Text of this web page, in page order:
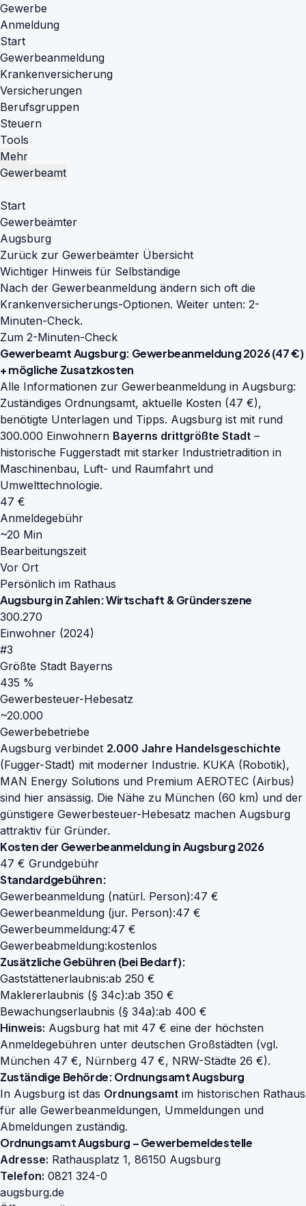
Gewerbe
Anmeldung
Start
Gewerbeanmeldung
Krankenversicherung
Versicherungen
Berufsgruppen
Steuern
Tools
Mehr
Gewerbeamt
Start
Gewerbeämter
Augsburg
Zurück zur Gewerbeämter Übersicht
Wichtiger Hinweis für Selbständige
Nach der Gewerbeanmeldung ändern sich oft die
Krankenversicherungs-Optionen. Weiter unten: 2-
Minuten-Check.
Zum 2-Minuten-Check
Gewerbeamt Augsburg: Gewerbeanmeldung 2026 (47 €)
+ mögliche Zusatzkosten
Alle Informationen zur Gewerbeanmeldung in Augsburg:
Zuständiges Ordnungsamt, aktuelle Kosten (47 €),
benötigte Unterlagen und Tipps. Augsburg ist mit rund
300.000 Einwohnern Bayerns drittgrößte Stadt –
historische Fuggerstadt mit starker Industrietradition in
Maschinenbau, Luft- und Raumfahrt und
Umwelttechnologie.
47 €
Anmeldegebühr
~20 Min
Bearbeitungszeit
Vor Ort
Persönlich im Rathaus
Augsburg in Zahlen: Wirtschaft & Gründerszene
300.270
Einwohner (2024)
#3
Größte Stadt Bayerns
435 %
Gewerbesteuer-Hebesatz
~20.000
Gewerbebetriebe
Augsburg verbindet 2.000 Jahre Handelsgeschichte
(Fugger-Stadt) mit moderner Industrie. KUKA (Robotik),
MAN Energy Solutions und Premium AEROTEC (Airbus)
sind hier ansässig. Die Nähe zu München (60 km) und der
günstigere Gewerbesteuer-Hebesatz machen Augsburg
attraktiv für Gründer.
Kosten der Gewerbeanmeldung in Augsburg 2026
47 € Grundgebühr
Standardgebühren:
Gewerbeanmeldung (natürl. Person):47 €
Gewerbeanmeldung (jur. Person):47 €
Gewerbeummeldung:47 €
Gewerbeabmeldung:kostenlos
Zusätzliche Gebühren (bei Bedarf):
Gaststättenerlaubnis:ab 250 €
Maklererlaubnis (§ 34c):ab 350 €
Bewachungserlaubnis (§ 34a):ab 400 €
Hinweis: Augsburg hat mit 47 € eine der höchsten
Anmeldegebühren unter deutschen Großstädten (vgl.
München 47 €, Nürnberg 47 €, NRW-Städte 26 €).
Zuständige Behörde: Ordnungsamt Augsburg
In Augsburg ist das Ordnungsamt im historischen Rathaus
für alle Gewerbeanmeldungen, Ummeldungen und
Abmeldungen zuständig.
Ordnungsamt Augsburg – Gewerbemeldestelle
Adresse: Rathausplatz 1, 86150 Augsburg
Telefon: 0821 324-0
augsburg.de